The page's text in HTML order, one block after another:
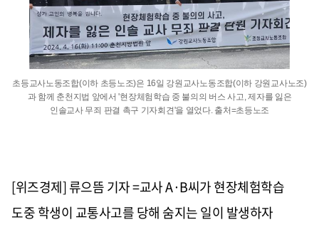
초등교사노동조합(이하 초등노조)은 16일 강원교사노동조합(이하 강원교사노조)
과 함께 춘천지법 앞에서 '현장체험학습 중 불의의 버스 사고, 제자를 잃은
인솔교사 무죄 판결 촉구 기자회견'을 열었다. 출처=초등노조
[위즈경제] 류으뜸 기자 =교사 A·B씨가 현장체험학습
도중 학생이 교통사고를 당해 숨지는 일이 발생하자